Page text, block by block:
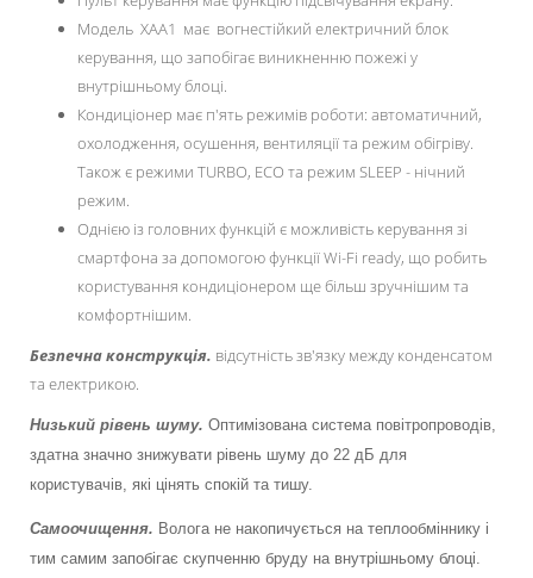
Модель ХАА1 має вогнестійкий електричний блок
керування, що запобігає виникненню пожежі у
внутрішньому блоці.
Кондиціонер має п'ять режимів роботи: автоматичний,
охолодження, осушення, вентиляції та режим обігріву.
Також є режими TURBO, ЕCO та режим SLEEP - нiчний
режим.
Однiєю iз головних функцiй є можливість керування зі
смартфона за допомогою функції Wi-Fi ready, що робить
користування кондиціонером ще більш зручнішим та
комфортнішим.
Безпечна конструкція. відсутність зв'язку между конденсатом
та електрикою.
Низький рівень шуму. Оптимізована система повітропроводів,
здатна значно знижувати рівень шуму до 22 дБ для
користувачів, які цінять спокій та тишу.
Самоочищення. Волога не накопичується на теплообміннику і
тим самим запобігає скупченню бруду на внутрішньому блоці.